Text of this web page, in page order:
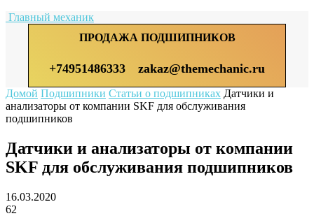
Главный механик
ПРОДАЖА ПОДШИПНИКОВ
+74951486333 zakaz@themechanic.ru
Домой Подшипники Статьи о подшипниках Датчики и
анализаторы от компании SKF для обслуживания
подшипников
Датчики и анализаторы от компании
SKF для обслуживания подшипников
16.03.2020
62